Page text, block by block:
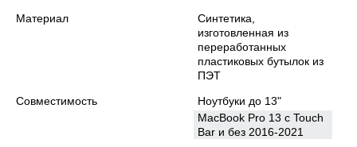
Материал
Синтетика,
изготовленная из
переработанных
пластиковых бутылок из
ПЭТ
Совместимость
Ноутбуки до 13"
MacBook Pro 13 с Touch
Bar и без 2016-2021